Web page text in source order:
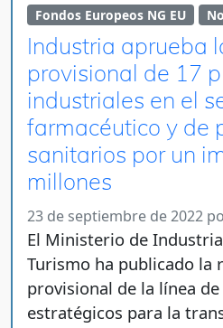
Fondos Europeos NG EU
Industria aprueba
provisional de 17
industriales en el
farmacéutico y de
sanitarios por un
millones
23 de septiembre de 2022
El Ministerio de
Turismo ha publicado la
provisional de la línea
estratégicos para la